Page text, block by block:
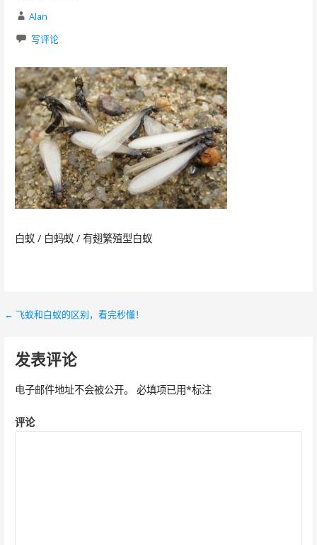
Alan
写评论
白蚁 / 白蚂蚁 / 有翅繁殖型白蚁
文
章
导
航
← 飞蚁和白蚁的区别，看完秒懂！
发表评论
电子邮件地址不会被公开。 必填项已用*标注
评论